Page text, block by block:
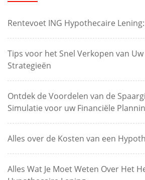
Rentevoet ING Hypothecaire
Tips voor het Snel Verkopen van
Strategieën
Ontdek de Voordelen van de
Simulatie voor uw Financiële
Alles over de Kosten van een
Alles Wat Je Moet Weten Over Het